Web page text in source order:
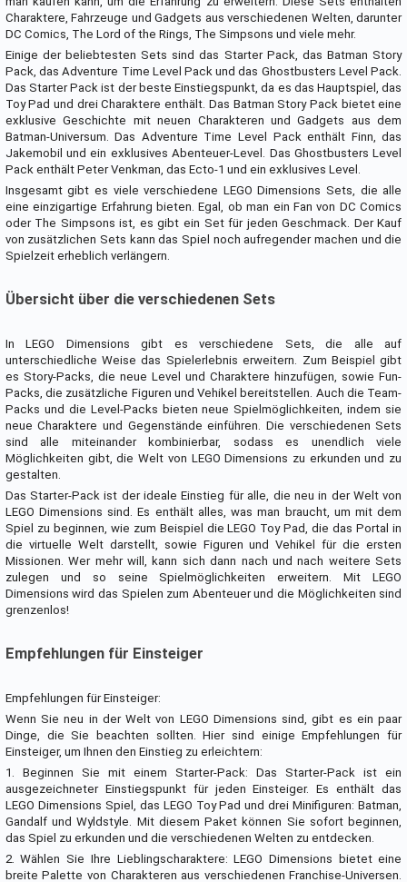
Charaktere, Fahrzeuge und Gadgets aus verschiedenen Welten, darunter
DC Comics, The Lord of the Rings, The Simpsons und viele mehr.
Einige der beliebtesten Sets sind das Starter Pack, das Batman Story
Pack, das Adventure Time Level Pack und das Ghostbusters Level Pack.
Das Starter Pack ist der beste Einstiegspunkt, da es das Hauptspiel, das
Toy Pad und drei Charaktere enthält. Das Batman Story Pack bietet eine
exklusive Geschichte mit neuen Charakteren und Gadgets aus dem
Batman-Universum. Das Adventure Time Level Pack enthält Finn, das
Jakemobil und ein exklusives Abenteuer-Level. Das Ghostbusters Level
Pack enthält Peter Venkman, das Ecto-1 und ein exklusives Level.
Insgesamt gibt es viele verschiedene LEGO Dimensions Sets, die alle
eine einzigartige Erfahrung bieten. Egal, ob man ein Fan von DC Comics
oder The Simpsons ist, es gibt ein Set für jeden Geschmack. Der Kauf
von zusätzlichen Sets kann das Spiel noch aufregender machen und die
Spielzeit erheblich verlängern.
Übersicht über die verschiedenen Sets
In LEGO Dimensions gibt es verschiedene Sets, die alle auf
unterschiedliche Weise das Spielerlebnis erweitern. Zum Beispiel gibt
es Story-Packs, die neue Level und Charaktere hinzufügen, sowie Fun-
Packs, die zusätzliche Figuren und Vehikel bereitstellen. Auch die Team-
Packs und die Level-Packs bieten neue Spielmöglichkeiten, indem sie
neue Charaktere und Gegenstände einführen. Die verschiedenen Sets
sind alle miteinander kombinierbar, sodass es unendlich viele
Möglichkeiten gibt, die Welt von LEGO Dimensions zu erkunden und zu
gestalten.
Das Starter-Pack ist der ideale Einstieg für alle, die neu in der Welt von
LEGO Dimensions sind. Es enthält alles, was man braucht, um mit dem
Spiel zu beginnen, wie zum Beispiel die LEGO Toy Pad, die das Portal in
die virtuelle Welt darstellt, sowie Figuren und Vehikel für die ersten
Missionen. Wer mehr will, kann sich dann nach und nach weitere Sets
zulegen und so seine Spielmöglichkeiten erweitern. Mit LEGO
Dimensions wird das Spielen zum Abenteuer und die Möglichkeiten sind
grenzenlos!
Empfehlungen für Einsteiger
Empfehlungen für Einsteiger:
Wenn Sie neu in der Welt von LEGO Dimensions sind, gibt es ein paar
Dinge, die Sie beachten sollten. Hier sind einige Empfehlungen für
Einsteiger, um Ihnen den Einstieg zu erleichtern:
1. Beginnen Sie mit einem Starter-Pack: Das Starter-Pack ist ein
ausgezeichneter Einstiegspunkt für jeden Einsteiger. Es enthält das
LEGO Dimensions Spiel, das LEGO Toy Pad und drei Minifiguren: Batman,
Gandalf und Wyldstyle. Mit diesem Paket können Sie sofort beginnen,
das Spiel zu erkunden und die verschiedenen Welten zu entdecken.
2. Wählen Sie Ihre Lieblingscharaktere: LEGO Dimensions bietet eine
breite Palette von Charakteren aus verschiedenen Franchise-Universen.